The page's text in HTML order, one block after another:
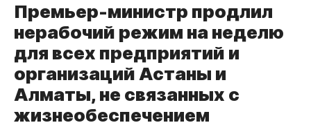
Премьер-министр продлил
нерабочий режим на неделю
для всех предприятий и
организаций Астаны и
Алматы, не связанных с
жизнеобеспечением